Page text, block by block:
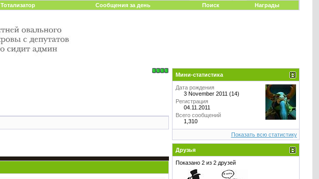
Тотализатор Сообщения за день Поиск Награды
Мини-статистика
Дата рождения
3 November 2011 (14)
Регистрация
04.11.2011
Всего сообщений
1,310
Показать всю статистику
Друзья
Показано 2 из 2 друзей